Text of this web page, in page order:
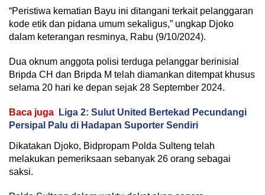
“Peristiwa kematian Bayu ini ditangani terkait pelanggaran
kode etik dan pidana umum sekaligus,” ungkap Djoko
dalam keterangan resminya, Rabu (9/10/2024).
Dua oknum anggota polisi terduga pelanggar berinisial
Bripda CH dan Bripda M telah diamankan ditempat khusus
selama 20 hari ke depan sejak 28 September 2024.
Baca juga
Liga 2: Sulut United Bertekad Pecundangi
Persipal Palu di Hadapan Suporter Sendiri
Dikatakan Djoko, Bidpropam Polda Sulteng telah
melakukan pemeriksaan sebanyak 26 orang sebagai
saksi.